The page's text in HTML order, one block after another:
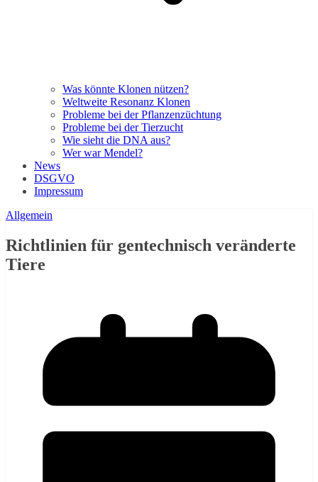
Was könnte Klonen nützen?
Weltweite Resonanz Klonen
Probleme bei der Pflanzenzüchtung
Probleme bei der Tierzucht
Wie sieht die DNA aus?
Wer war Mendel?
News
DSGVO
Impressum
Allgemein
Richtlinien für gentechnisch veränderte
Tiere